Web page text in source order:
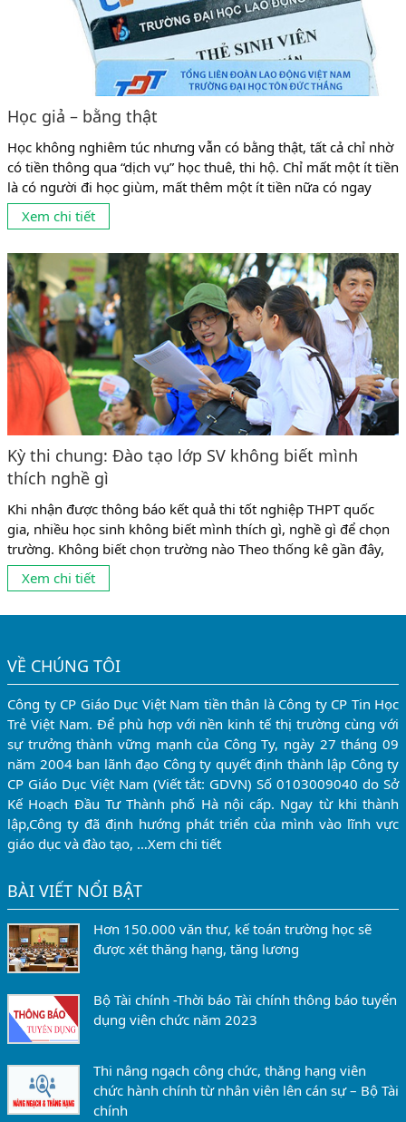
Học giả – bằng thật
Học không nghiêm túc nhưng vẫn có bằng thật, tất cả chỉ nhờ
có tiền thông qua “dịch vụ” học thuê, thi hộ. Chỉ mất một ít tiền
là có người đi học giùm, mất thêm một ít tiền nữa có ngay
người đi thi giùm. Chuyện học thuê, thi hộ (học giả, thi giả) đã
hợp pháp hóa cho những...
Xem chi tiết
Kỳ thi chung: Đào tạo lớp SV không biết mình
thích nghề gì
Khi nhận được thông báo kết quả thi tốt nghiệp THPT quốc
gia, nhiều học sinh không biết mình thích gì, nghề gì để chọn
trường. Không biết chọn trường nào Theo thống kê gần đây,
có tới 10% số sinh viên không theo được ngành mình đang
học vì chọn nghề chưa phù hợp. Và có lẽ, con số này còn...
Xem chi tiết
VỀ CHÚNG TÔI
Công ty CP Giáo Dục Việt Nam tiền thân là Công ty CP Tin Học
Trẻ Việt Nam. Để phù hợp với nền kinh tế thị trường cùng với
sự trưởng thành vững mạnh của Công Ty, ngày 27 tháng 09
năm 2004 ban lãnh đạo Công ty quyết định thành lập Công ty
CP Giáo Dục Việt Nam (Viết tắt: GDVN) Số 0103009040 do Sở
Kế Hoạch Đầu Tư Thành phố Hà nội cấp. Ngay từ khi thành
lập,Công ty đã định hướng phát triển của mình vào lĩnh vực
giáo dục và đào tạo, …Xem chi tiết
BÀI VIẾT NỔI BẬT
Hơn 150.000 văn thư, kế toán trường học sẽ
được xét thăng hạng, tăng lương
Bộ Tài chính -Thời báo Tài chính thông báo tuyển
dụng viên chức năm 2023
Thi nâng ngạch công chức, thăng hạng viên
chức hành chính từ nhân viên lên cán sự – Bộ Tài
chính